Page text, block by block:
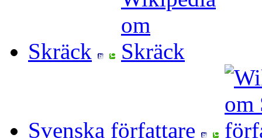
Skräck
Svenska författare